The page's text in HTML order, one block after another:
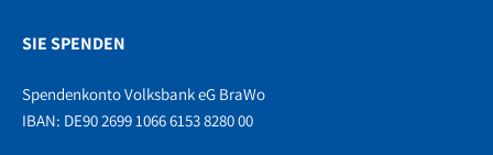
SIE SPENDEN
Spendenkonto Volksbank eG BraWo
IBAN: DE90 2699 1066 6153 8280 00